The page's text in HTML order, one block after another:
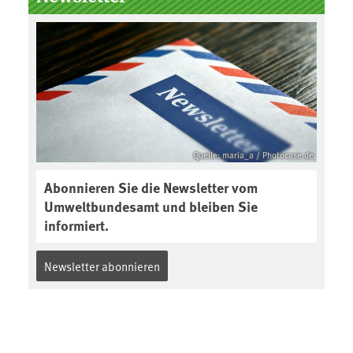
Boden des Jahres ausgewählt und
was passiert eigentlich während
eines solchen Bodenjahres? Infos
dazu gibt es im aktuellen Podcast
„Soilcast“. Jetzt reinhören:
https://soilcast.de/interview/sc20
2-interview-die-kuer-der-krume/
Quelle: maria_a / Photocase.de
Abonnieren Sie die Newsletter vom
Umweltbundesamt und bleiben Sie
informiert.
Newsletter abonnieren